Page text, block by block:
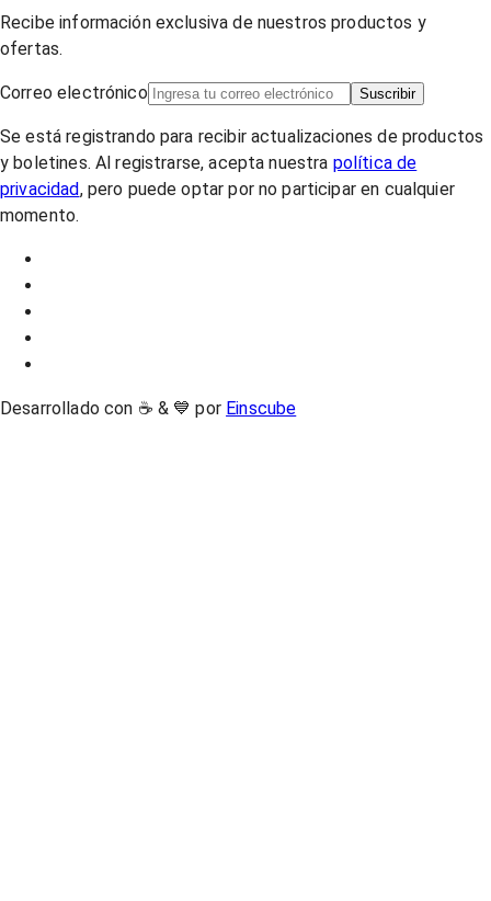
Recibe información exclusiva de nuestros productos y
ofertas.
Correo electrónico Suscribir
Se está registrando para recibir actualizaciones de productos
y boletines. Al registrarse, acepta nuestra política de
privacidad, pero puede optar por no participar en cualquier
momento.
Desarrollado con ☕ & 💙 por Einscube